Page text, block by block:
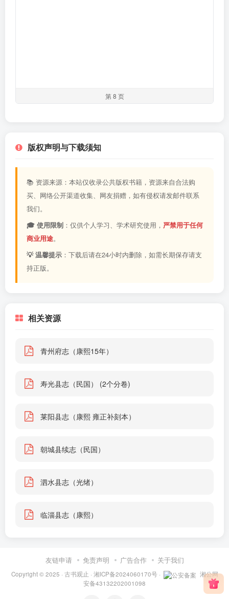
第 8 页
版权声明与下载须知
📚 资源来源：本站仅收录公共版权书籍，资源来自合法购
买、网络公开渠道收集、网友捐赠，如有侵权请发邮件联系
我们。
🎓 使用限制 ：仅供个人学习、学术研究使用， 严禁用于任何
商业用途。
💡 温馨提示 ：下载后请在24小时内删除，如需长期保存请支
持正版。
相关资源
青州府志（康熙15年）
寿光县志（民国） (2个分卷)
莱阳县志（康熙 雍正补刻本）
朝城县续志（民国）
泗水县志（光绪）
临淄县志（康熙）
友链申请 免责声明 广告合作 关于我们
Copyright © 2025 · 古书观止 · 湘ICP备2024060170号·
湘公网
安备43132202001098